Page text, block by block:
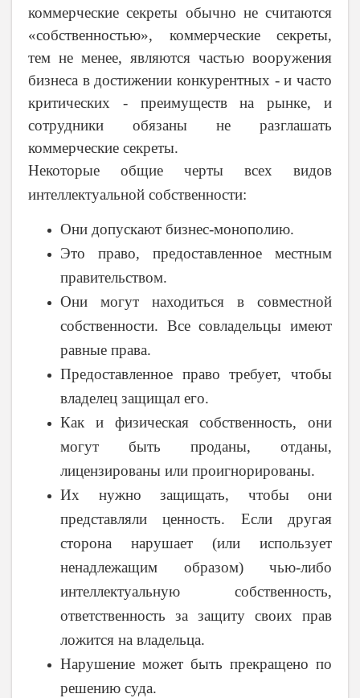
коммерческие секреты обычно не считаются
«собственностью», коммерческие секреты,
тем не менее, являются частью вооружения
бизнеса в достижении конкурентных - и часто
критических - преимуществ на рынке, и
сотрудники обязаны не разглашать
коммерческие секреты.
Некоторые общие черты всех видов
интеллектуальной собственности:
Они допускают бизнес-монополию.
Это право, предоставленное местным
правительством.
Они могут находиться в совместной
собственности. Все совладельцы имеют
равные права.
Предоставленное право требует, чтобы
владелец защищал его.
Как и физическая собственность, они
могут быть проданы, отданы,
лицензированы или проигнорированы.
Их нужно защищать, чтобы они
представляли ценность. Если другая
сторона нарушает (или использует
ненадлежащим образом) чью-либо
интеллектуальную собственность,
ответственность за защиту своих прав
ложится на владельца.
Нарушение может быть прекращено по
решению суда.